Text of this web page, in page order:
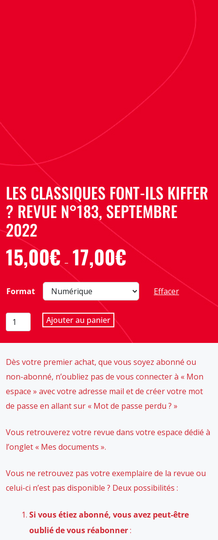
LES CLASSIQUES FONT-ILS KIFFER
? REVUE N°183, SEPTEMBRE
2022
15,00€ – 17,00€Plage
prix :
15,00€
Format Effacer
quantité
de
Les
font-
ils
kiffer
Revue
septembre
2022
Ajouter au panier
Dès votre premier achat, que vous soyez abonné ou
non-abonné, n’oubliez pas de vous connecter à « Mon
espace » avec votre adresse mail et de créer votre mot
de passe en allant sur « Mot de passe perdu ? »
Vous retrouverez votre revue dans votre espace dédié à
l’onglet « Mes documents ».
Vous ne retrouvez pas votre exemplaire de la revue ou
celui-ci n’est pas disponible ? Deux possibilités :
Si vous étiez abonné, vous avez peut-être
oublié de vous réabonner: